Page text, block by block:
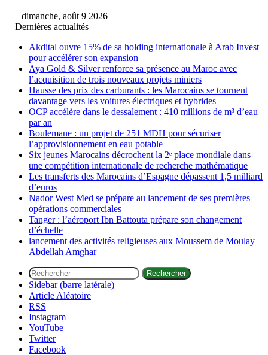
dimanche, août 9 2026
Dernières actualités
Akdital ouvre 15% de sa holding internationale à Arab Invest
pour accélérer son expansion
Aya Gold & Silver renforce sa présence au Maroc avec
l’acquisition de trois nouveaux projets miniers
Hausse des prix des carburants : les Marocains se tournent
davantage vers les voitures électriques et hybrides
OCP accélère dans le dessalement : 410 millions de m³ d’eau
par an
Boulemane : un projet de 251 MDH pour sécuriser
l’approvisionnement en eau potable
Six jeunes Marocains décrochent la 2ᵉ place mondiale dans
une compétition internationale de recherche mathématique
Les transferts des Marocains d’Espagne dépassent 1,5 milliard
d’euros
Nador West Med se prépare au lancement de ses premières
opérations commerciales
Tanger : l’aéroport Ibn Battouta prépare son changement
d’échelle
lancement des activités religieuses aux Moussem de Moulay
Abdellah Amghar
Rechercher
Sidebar (barre latérale)
Article Aléatoire
RSS
Instagram
YouTube
Twitter
Facebook